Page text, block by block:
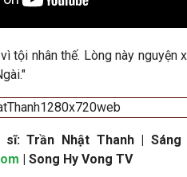
tội nhân thế. Lòng này
."
sĩ: Trần Nhật Thanh | Sáng
| Song Hy Vong TV